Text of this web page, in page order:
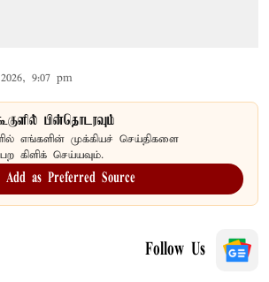
9:07 pm
பின்தொடரவும்
எங்களின் முக்கியச் செய்திகளை
கிளிக் செய்யவும்.
Add as Preferred Source
Follow Us